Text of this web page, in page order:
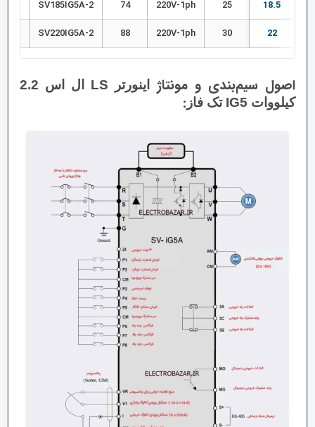
18.5
25
220V-1ph
74
SV185IG5A-2
22
30
220V-1ph
88
SV220IG5A-2
اصول سیم‌بندی و مونتاژ
اینورتر LS ال اس 2.2
کیلووات IG5 تک فاز
: